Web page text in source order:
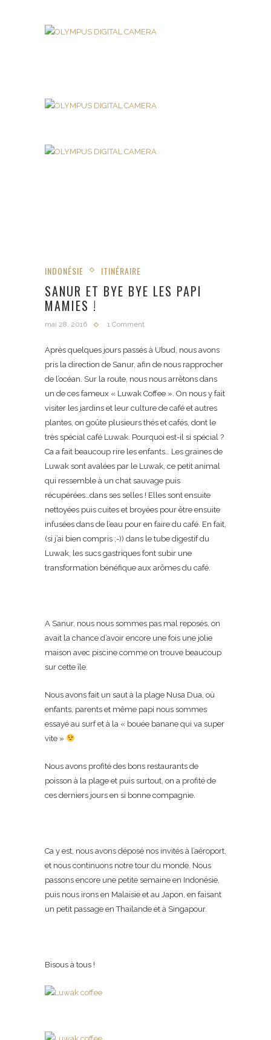
INDONÉSIE ITINÉRAIRE
SANUR ET BYE BYE LES PAPI
MAMIES !
mai 28, 2016 1 Comment
Après quelques jours passés à Ubud, nous avons
pris la direction de Sanur, afin de nous rapprocher
de l’océan. Sur la route, nous nous arrêtons dans
un de ces fameux « Luwak Coffee ». On nous y fait
visiter les jardins et leur culture de café et autres
plantes, on goûte plusieurs thés et cafés, dont le
très spécial café Luwak. Pourquoi est-il si spécial ?
Ca a fait beaucoup rire les enfants… Les graines de
Luwak sont avalées par le Luwak, ce petit animal
qui ressemble à un chat sauvage puis
récupérées…dans ses selles ! Elles sont ensuite
nettoyées puis cuites et broyées pour être ensuite
infusées dans de l’eau pour en faire du café. En fait,
(si j’ai bien compris ;-)) dans le tube digestif du
Luwak, les sucs gastriques font subir une
transformation bénéfique aux arômes du café.
A Sanur, nous nous sommes pas mal reposés, on
avait la chance d’avoir encore une fois une jolie
maison avec piscine comme on trouve beaucoup
sur cette île.
Nous avons fait un saut à la plage Nusa Dua, où
enfants, parents et même papi nous sommes
essayé au surf et à la « bouée banane qui va super
vite »
Nous avons profité des bons restaurants de
poisson à la plage et puis surtout, on a profité de
ces derniers jours en si bonne compagnie.
Ca y est, nous avons déposé nos invités à l’aéroport,
et nous continuons notre tour du monde. Nous
passons encore une petite semaine en Indonésie,
puis nous irons en Malaisie et au Japon, en faisant
un petit passage en Thailande et à Singapour.
Bisous à tous !